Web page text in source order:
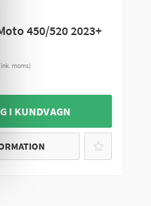
450/520 2023+
(ink. moms)
I KUNDVAGN